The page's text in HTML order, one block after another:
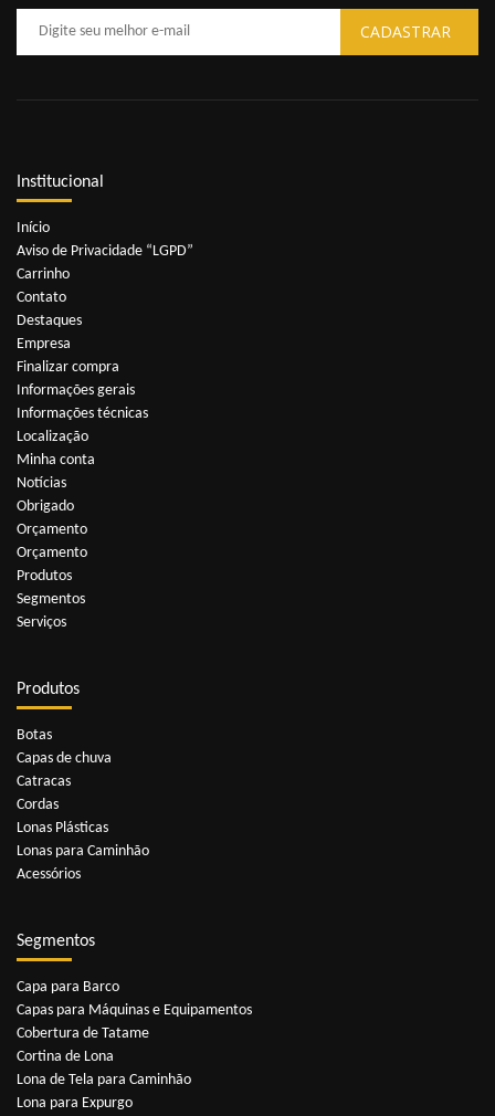
Institucional
Início
Aviso de Privacidade “LGPD”
Carrinho
Contato
Destaques
Empresa
Finalizar compra
Informações gerais
Informações técnicas
Localização
Minha conta
Notícias
Obrigado
Orçamento
Orçamento
Produtos
Segmentos
Serviços
Produtos
Botas
Capas de chuva
Catracas
Cordas
Lonas Plásticas
Lonas para Caminhão
Acessórios
Segmentos
Capa para Barco
Capas para Máquinas e Equipamentos
Cobertura de Tatame
Cortina de Lona
Lona de Tela para Caminhão
Lona para Expurgo